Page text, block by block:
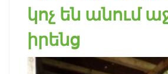
կոչ են անում
իրենց